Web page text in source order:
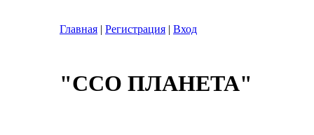
Главная | Регистрация | Вход
"ССО ПЛАНЕТА"